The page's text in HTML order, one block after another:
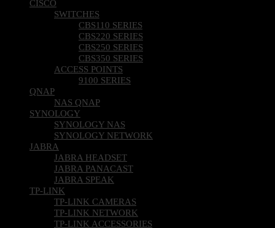
CISCO
SWITCHES
CBS110 SERIES
CBS220 SERIES
CBS250 SERIES
CBS350 SERIES
ACCESS POINTS
9100 SERIES
QNAP
NAS QNAP
SYNOLOGY
SYNOLOGY NAS
SYNOLOGY NETWORK
JABRA
JABRA HEADSET
JABRA PANACAST
JABRA SPEAK
TP-LINK
TP-LINK CAMERAS
TP-LINK NETWORK
TP-LINK ACCESSORIES